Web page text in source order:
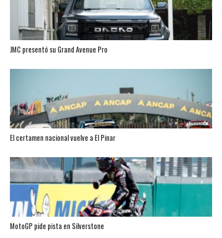
JMC presentó su Grand Avenue Pro
El certamen nacional vuelve a El Pinar
MotoGP pide pista en Silverstone